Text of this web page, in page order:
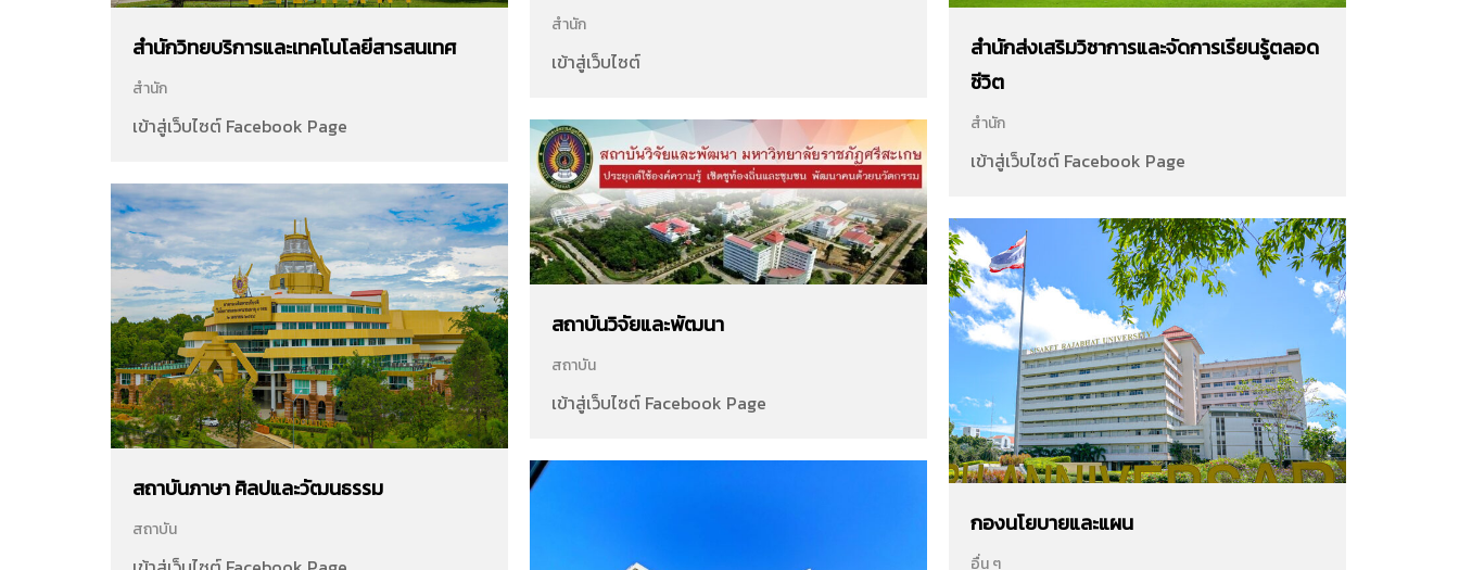
สำนัก
เข้าสู่เว็บไซต์
สำนักวิทยบริการและเทคโนโลยีสารสนเทศ
สำนัก
เข้าสู่เว็บไซต์ Facebook Page
สำนักส่งเสริมวิชาการและจัดการเรียนรู้ตลอด
ชีวิต
สำนัก
เข้าสู่เว็บไซต์ Facebook Page
สถาบันวิจัยและพัฒนา
สถาบัน
เข้าสู่เว็บไซต์ Facebook Page
สถาบันภาษา ศิลปและวัฒนธรรม
สถาบัน กองนโยบายและแผน
อื่น ๆ